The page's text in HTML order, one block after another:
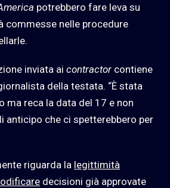
potrebbero fare leva su
commesse nelle procedure
inviata ai contractor contiene
della testata. “È stata
ma reca la data del 17 e non
anticipo che ci spetterebbero per
riguarda la legittimità
decisioni già approvate